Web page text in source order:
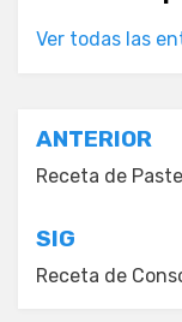
Ver todas las
de
entradas
ANTERIOR
Receta de
SIG
Receta de